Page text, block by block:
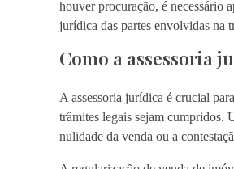
houver procuração, é necessário
jurídica das partes envolvidas na
Como a assessoria
A assessoria jurídica é crucial
trâmites legais sejam cumpridos.
nulidade da venda ou a